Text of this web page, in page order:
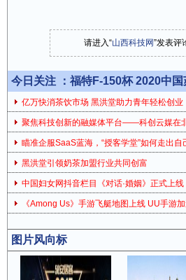
请进入“山西科技网”发表评
今日关注 ： 福特F-150杯 2020中
亿万快消茶饮市场 黑洪堂助力青年轻松创业
聚焦科技创新的融媒体平台——科创云媒在
瞄准企服SaaS蓝海，“授客学堂”如何走出自
黑洪堂引领奶茶加盟行业共同创富
中国妇女网抖音栏目《对话·婚姻》正式上线
《Among Us》手游飞艇地图上线 UU手游
图片风向标